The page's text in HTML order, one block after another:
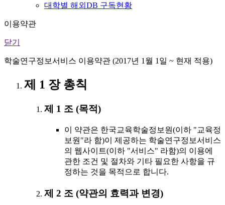
대학별 해외DB 구독현황
이용약관
닫기
학술연구정보서비스 이용약관 (2017년 1월 1일 ~ 현재 적용)
제 1 장 총칙
제 1 조 (목적)
이 약관은 한국교육학술정보원(이하 "교육정
보원"라 함)이 제공하는 학술연구정보서비스
의 웹사이트(이하 "서비스" 라함)의 이용에
관한 조건 및 절차와 기타 필요한 사항을 규
정하는 것을 목적으로 합니다.
제 2 조 (약관의 효력과 변경)